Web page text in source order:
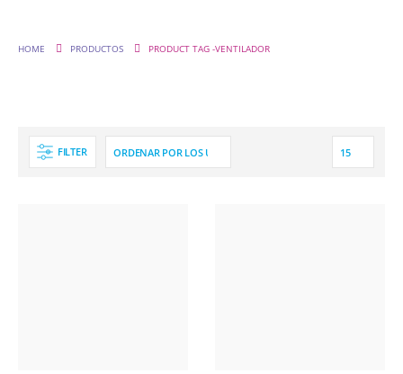
HOME PRODUCTOS PRODUCT TAG -VENTILADOR
FILTER